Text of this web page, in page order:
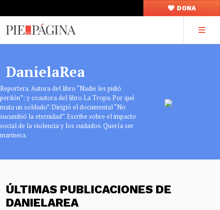
DONA
DanielaRea
Reportera. Autora del libro “Nadie les pidió
perdón”; y coautora del libro La Tropa. Por qué
mata un soldado”. Dirigió el documental “No
sucumbió la eternidad”. Escribe sobre el impacto
social de la violencia y los cuidados. Quería ser
marinera.
ÚLTIMAS PUBLICACIONES DE
DANIELAREA